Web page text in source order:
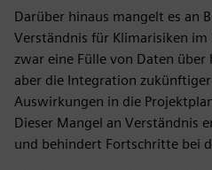
Darüber hinaus mangelt es an
Verständnis für Klimarisiken
zwar eine Fülle von Daten über
aber die Integration
Auswirkungen in die
Dieser Mangel an Verständnis
und behindert Fortschritte bei